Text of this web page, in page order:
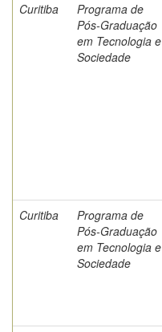
Curitiba
Programa de
Pós-Graduação
em Tecnologia e
Sociedade
Curitiba
Programa de
Pós-Graduação
em Tecnologia e
Sociedade